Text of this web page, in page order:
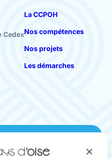
Cedex
La CCPOH
Nos compétences
Nos projets
Les démarches